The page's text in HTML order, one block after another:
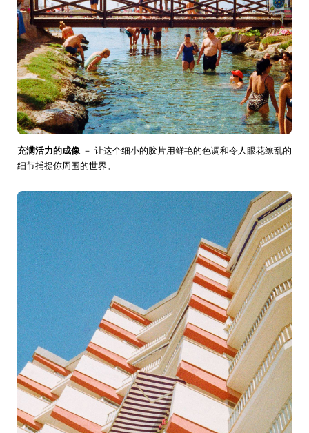
充满活力的成像 － 让这个细小的胶片用鲜艳的色调和令人眼花缭乱的
细节捕捉你周围的世界。